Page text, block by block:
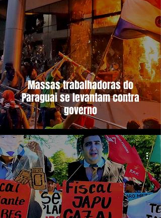
Massas trabalhadoras do
Paraguai se levantam contra
governo